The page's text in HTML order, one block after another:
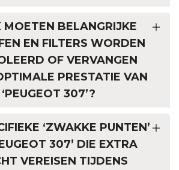
MOETEN BELANGRIJKE
EN FILTERS WORDEN
OF VERVANGEN
PRESTATIE VAN
307’?
‘ZWAKKE PUNTEN’
307’ DIE EXTRA
VEREISEN TIJDENS